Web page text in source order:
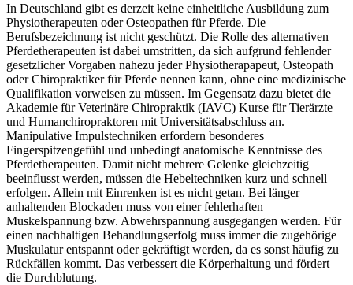
In Deutschland gibt es derzeit keine einheitliche Ausbildung zum
Physiotherapeuten oder Osteopathen für Pferde. Die
Berufsbezeichnung ist nicht geschützt. Die Rolle des alternativen
Pferdetherapeuten ist dabei umstritten, da sich aufgrund fehlender
gesetzlicher Vorgaben nahezu jeder Physiotherapapeut, Osteopath
oder Chiropraktiker für Pferde nennen kann, ohne eine medizinische
Qualifikation vorweisen zu müssen. Im Gegensatz dazu bietet die
Akademie für Veterinäre Chiropraktik (IAVC) Kurse für Tierärzte
und Humanchiropraktoren mit Universitätsabschluss an.
Manipulative Impulstechniken erfordern besonderes
Fingerspitzengefühl und unbedingt anatomische Kenntnisse des
Pferdetherapeuten. Damit nicht mehrere Gelenke gleichzeitig
beeinflusst werden, müssen die Hebeltechniken kurz und schnell
erfolgen. Allein mit Einrenken ist es nicht getan. Bei länger
anhaltenden Blockaden muss von einer fehlerhaften
Muskelspannung bzw. Abwehrspannung ausgegangen werden. Für
einen nachhaltigen Behandlungserfolg muss immer die zugehörige
Muskulatur entspannt oder gekräftigt werden, da es sonst häufig zu
Rückfällen kommt. Das verbessert die Körperhaltung und fördert
die Durchblutung.